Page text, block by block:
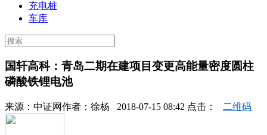
充电桩
车库
国轩高科：青岛二期在建项目变更高能量密度圆柱
磷酸铁锂电池
来源： 中证网作者： 徐杨 2018-07-15 08:42 点击： 二维码